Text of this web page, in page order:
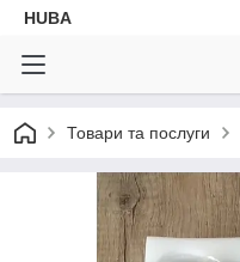
HUBA
Товари та послуги